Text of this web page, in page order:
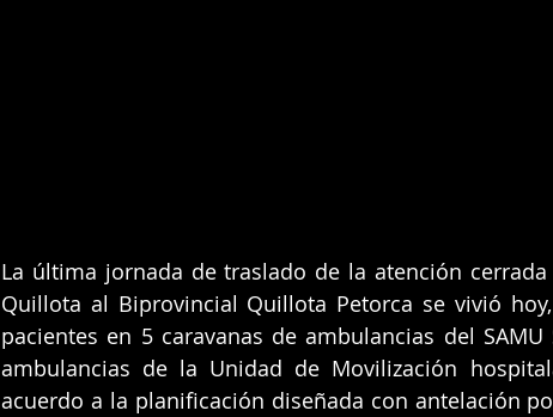
La última jornada de traslado de la atención
Quillota al Biprovincial Quillota Petorca se vivió
pacientes en 5 caravanas de ambulancias del SAMU
ambulancias de la Unidad de Movilización
acuerdo a la planificación diseñada con antelación